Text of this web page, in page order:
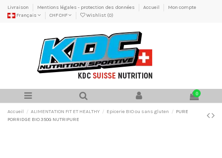
Livraison Mentions légales - protection des données Accueil
Mon compte
Français
CHF CHF Wishlist (0)
0
Accueil ALIMENTATION FIT ET HEALTHY Epicerie BIO ou sans gluten
PURE
PORRIDGE BIO 350G NUTRIPURE